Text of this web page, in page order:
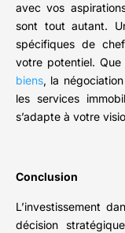
avec vos
sont tout autant.
spécifiques de
votre potentiel.
biens, la
les services
s’adapte à votre
Conclusion
L’investissement
décision